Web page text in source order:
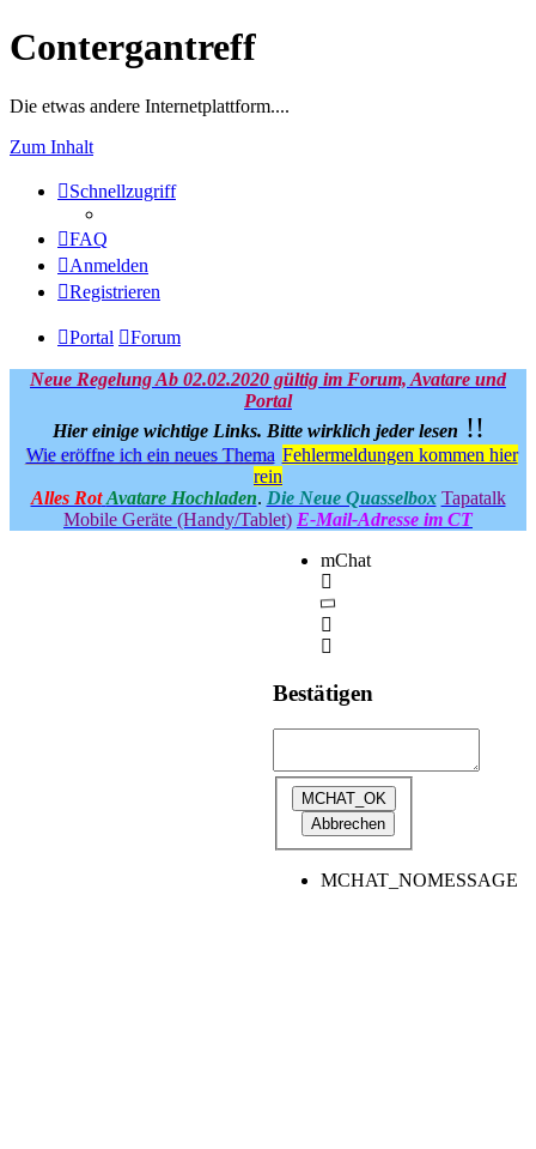
Contergantreff
Die etwas andere Internetplattform....
Zum Inhalt
Schnellzugriff
FAQ
Anmelden
Registrieren
Portal Forum
Neue Regelung Ab 02.02.2020 gültig im Forum, Avatare und
Portal
Hier einige wichtige Links. Bitte wirklich jeder lesen !!
Wie eröffne ich ein neues Thema Fehlermeldungen kommen hier
rein
Alles Rot Avatare Hochladen. Die Neue Quasselbox Tapatalk
Mobile Geräte (Handy/Tablet) E-Mail-Adresse im CT
mChat
Bestätigen
MCHAT_NOMESSAGE